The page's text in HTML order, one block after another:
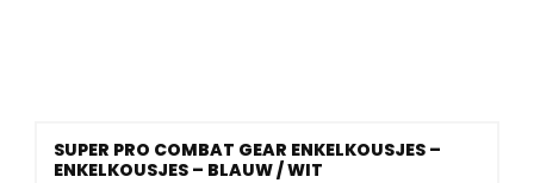
SUPER PRO COMBAT GEAR ENKELKOUSJES –
ENKELKOUSJES – BLAUW / WIT